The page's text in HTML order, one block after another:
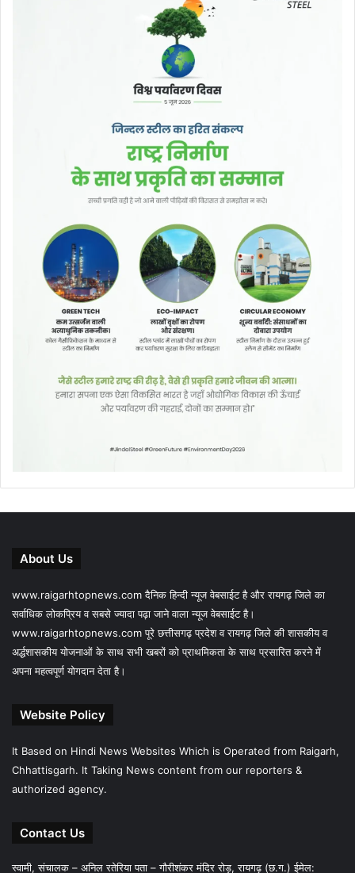
About Us
www.raigarhtopnews.com दैनिक हिन्दी न्यूज वेबसाईट है और रायगढ़ जिले का
सर्वाधिक लोकप्रिय व सबसे ज्यादा पढ़ा जाने वाला न्यूज वेबसाईट है।
www.raigarhtopnews.com पूरे छत्तीसगढ़ प्रदेश व रायगढ़ जिले की शासकीय व
अर्द्धशासकीय योजनाओं के साथ सभी खबरों को प्राथमिकता के साथ प्रसारित करने में
अपना महत्वपूर्ण योगदान देता है।
Website Policy
It Based on Hindi News Websites Which is Operated from Raigarh,
Chhattisgarh. It Taking News content from our reporters &
authorized agency.
Contact Us
स्वामी, संचालक – अनिल रतेरिया पता – गौरीशंकर मंदिर रोड़, रायगढ़ (छ.ग.) ईमेल: